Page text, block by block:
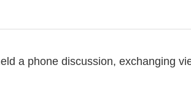
a phone discussion, exchanging